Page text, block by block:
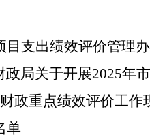
目支出绩效评价管理
政局关于开展2025年
政重点绩效评价工作
单